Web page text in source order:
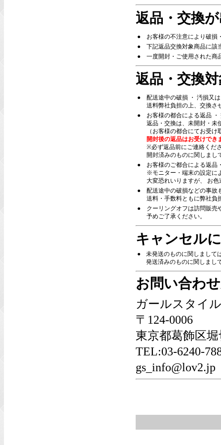
返品・交換
●
お客様の不注意により破損
●
下記返品交換対象商品に該
●
一度開封・ご使用された商
返品・交換
●
配送途中の破損 ・ 汚損又
送料弊社負担の上、交換さ
●
お客様の都合による返品 ・
返品・交換は、未開封・未
（お客様の都合にてお受
開封後の返品はお受けでき
※必ず返品前にご連絡くだ
開封済みのものに関しまし
●
お客様のご都合による返品
※モニター・端末の設定に
大変恐れいりますが、 お
●
配送途中の破損などの事故
送料・手数料ともに弊社負
●
クーリングオフは訪問販売
予めご了承ください。
キャンセル
●
未発送のものに関しまして
発送済みのものに関しまし
お問い合わ
ガールスタイ
〒124-0006
東京都葛飾区堀
TEL:03-6240-
gs_info@lov2.jp